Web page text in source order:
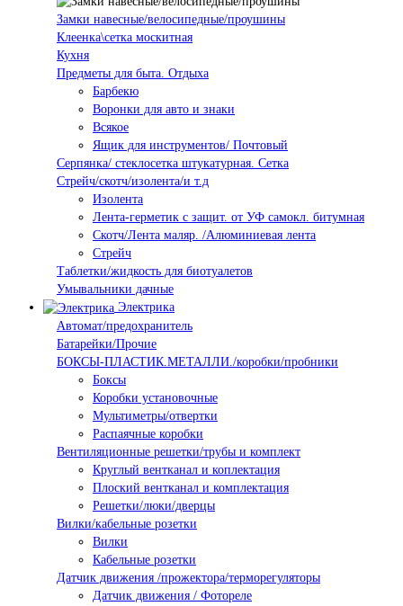
Замки навесные/велосипедные/проушины
Клеенка\сетка москитная
Кухня
Предметы для быта. Отдыха
Барбекю
Воронки для авто и знаки
Всякое
Ящик для инструментов/ Почтовый
Серпянка/ стеклосетка штукатурная. Сетка
Стрейч/скотч/изолента/и т.д
Изолента
Лента-герметик с защит. от УФ самокл. битумная
Скотч/Лента маляр. /Алюминиевая лента
Стрейч
Таблетки/жидкость для биотуалетов
Умывальники дачные
Электрика
Автомат/предохранитель
Батарейки/Прочие
БОКСЫ-ПЛАСТИК.МЕТАЛЛИ./коробки/пробники
Боксы
Коробки установочные
Мультиметры/отвертки
Распаячные коробки
Вентиляционные решетки/трубы и комплект
Круглый вентканал и коплектация
Плоский вентканал и комплектация
Решетки/люки/дверцы
Вилки/кабельные розетки
Вилки
Кабельные розетки
Датчик движения /прожектора/терморегуляторы
Датчик движения / Фотореле